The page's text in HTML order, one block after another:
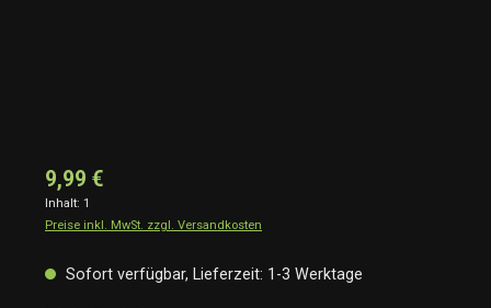
9,99 €
Inhalt: 1
Preise inkl. MwSt. zzgl. Versandkosten
Sofort verfügbar, Lieferzeit: 1-3 Werktage